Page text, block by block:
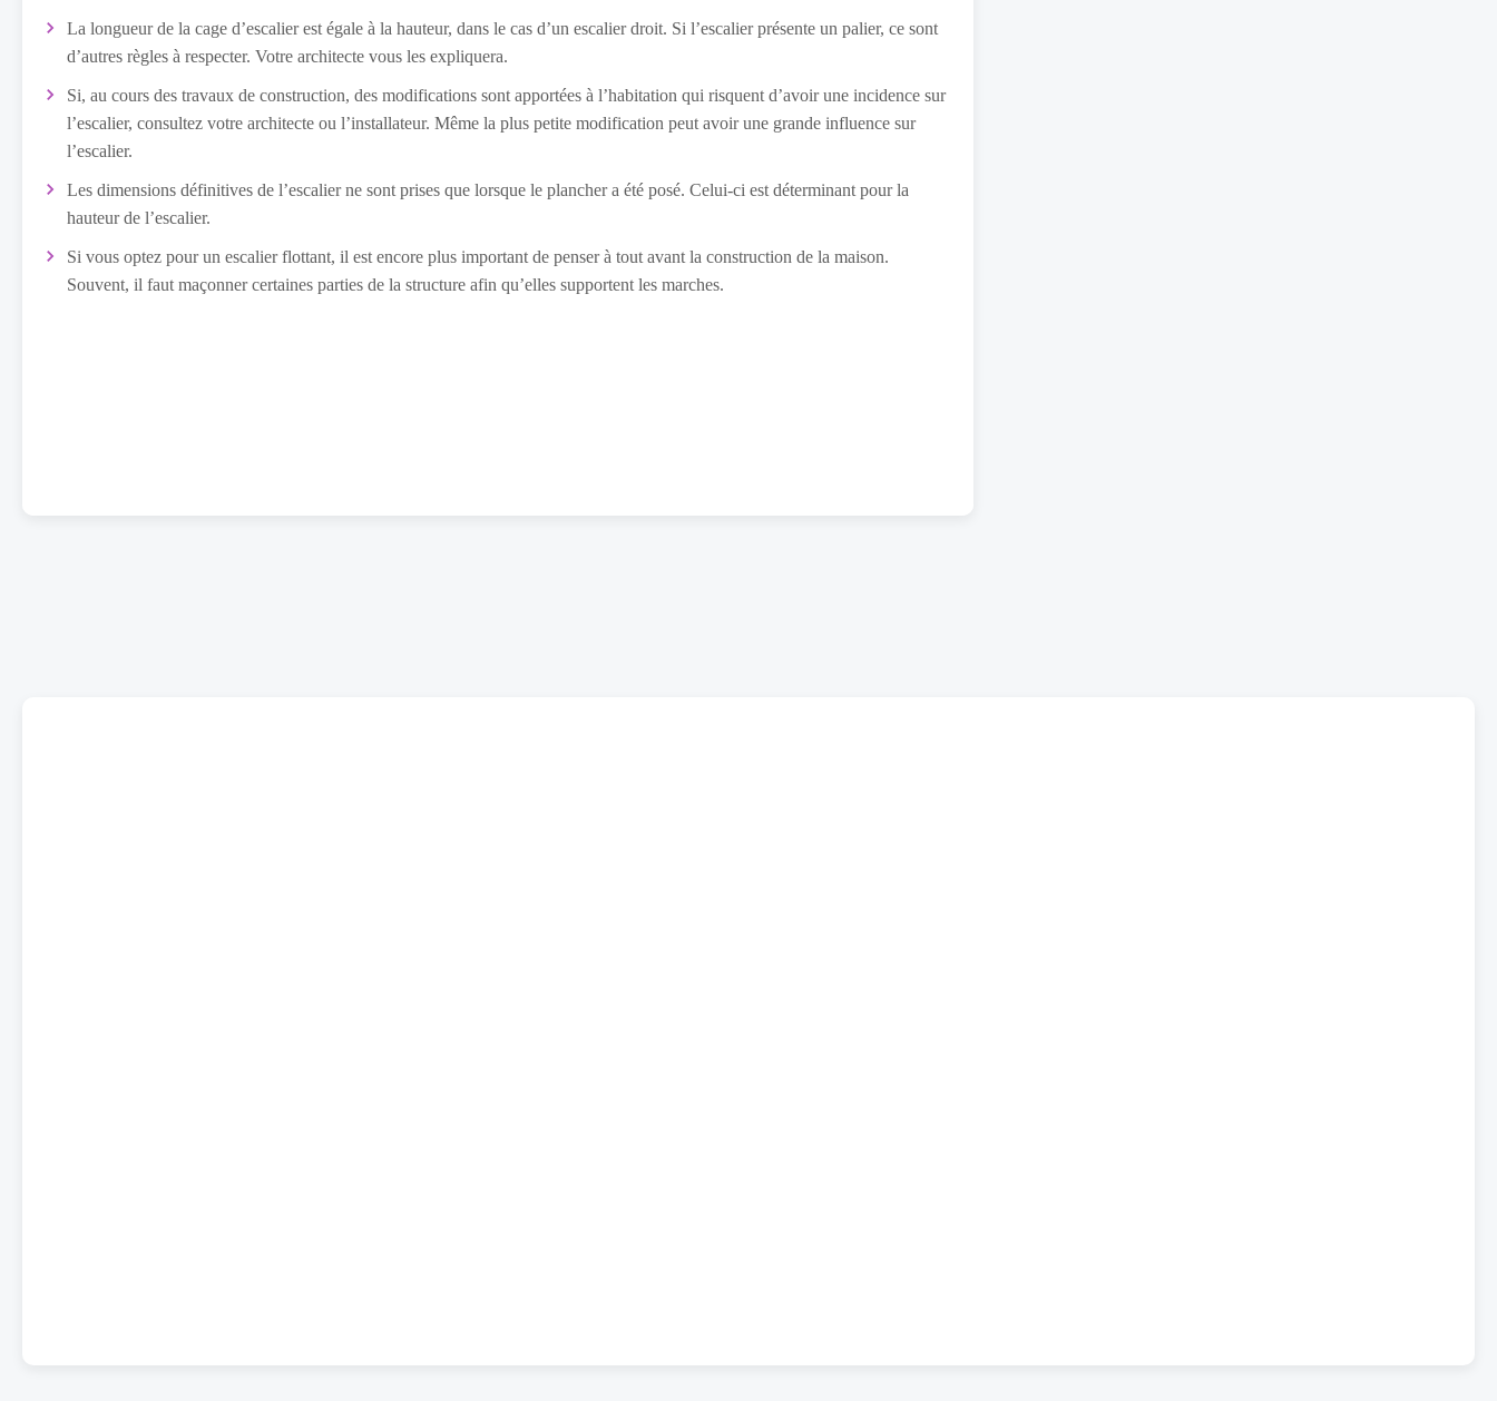
La longueur de la cage d’escalier est égale à la hauteur, dans le cas d’un escalier droit. Si l’escalier présente un palier, ce sont
d’autres règles à respecter. Votre architecte vous les expliquera.
Si, au cours des travaux de construction, des modifications sont apportées à l’habitation qui risquent d’avoir une incidence sur
l’escalier, consultez votre architecte ou l’installateur. Même la plus petite modification peut avoir une grande influence sur
l’escalier.
Les dimensions définitives de l’escalier ne sont prises que lorsque le plancher a été posé. Celui-ci est déterminant pour la
hauteur de l’escalier.
Si vous optez pour un escalier flottant, il est encore plus important de penser à tout avant la construction de la maison.
Souvent, il faut maçonner certaines parties de la structure afin qu’elles supportent les marches.